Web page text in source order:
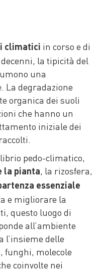
climatici in corso e di
la tipicità del
una
La degradazione
organica dei suoli
che hanno un
iniziale dei
pedo-climatico,
la pianta, la rizosfera,
essenziale
e migliorare la
questo luogo di
all’ambiente
l’insieme delle
funghi, molecole
coinvolte nei